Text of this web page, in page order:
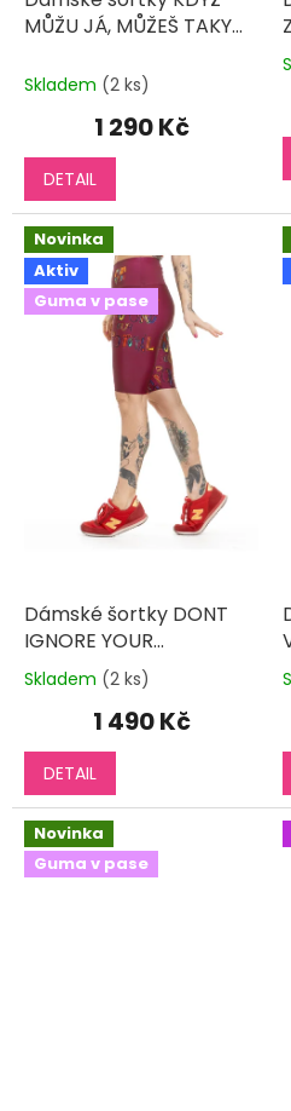
MŮŽU JÁ, MŮŽEŠ TAKY
Skladem (2 ks)
1 290 Kč
DETAIL
z
Novinka
Aktiv
Guma v pase
Dámské šortky DONT
IGNORE YOUR
POTENTIAL
Průměrné
produktu
je
3,0
z
5
hvězdiček.
Skladem (2 ks)
1 490 Kč
DETAIL
z
5
Novinka
Guma v pase